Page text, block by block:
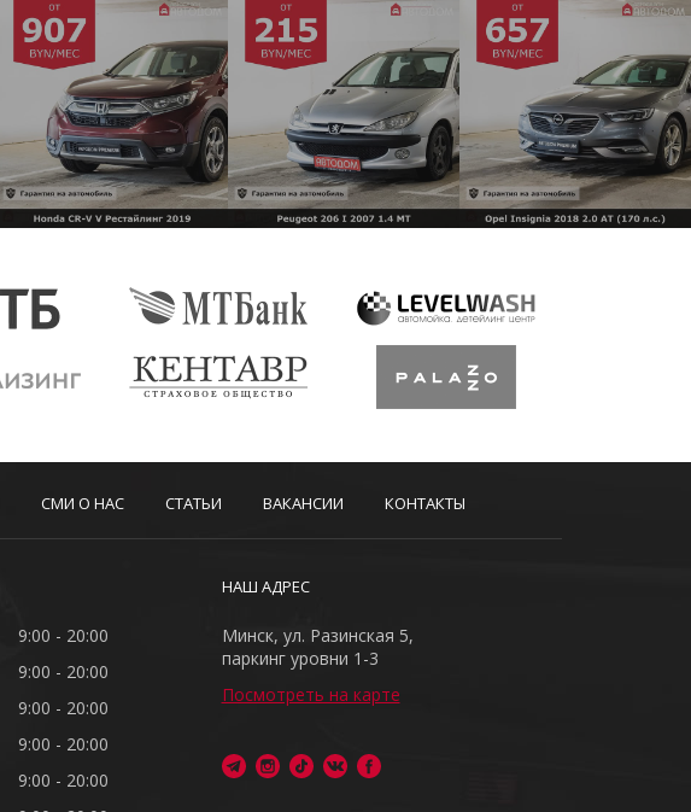
СМИ О НАС СТАТЬИ ВАКАНСИИ КОНТАКТЫ
9:00 - 20:00
9:00 - 20:00
9:00 - 20:00
9:00 - 20:00
9:00 - 20:00
НАШ АДРЕС
Минск, ул. Разинская 5,
паркинг уровни 1-3
Посмотреть на карте